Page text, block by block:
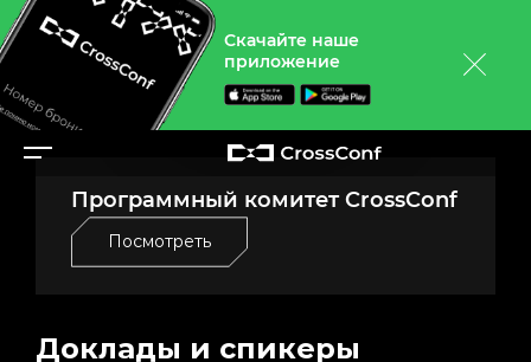
Скачайте наше
приложение
Программный комитет CrossConf
Посмотреть
Доклады и спикеры